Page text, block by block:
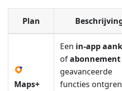
Plan
Maps+
Een in-app
ofabonnement
geavanceerde
functies